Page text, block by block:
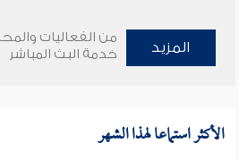
المزيد
من الفعاليات
خدمة البث المباشر
الأكثر استماعا لهذا الشهر